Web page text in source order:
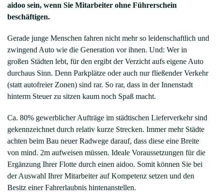
aidoo sein, wenn Sie Mitarbeiter ohne Führerschein
beschäftigen.
Gerade junge Menschen fahren nicht mehr so leidenschaftlich und
zwingend Auto wie die Generation vor ihnen. Und: Wer in
großen Städten lebt, für den ergibt der Verzicht aufs eigene Auto
durchaus Sinn. Denn Parkplätze oder auch nur fließender Verkehr
(statt autofreier Zonen) sind rar. So rar, dass in der Innenstadt
hinterm Steuer zu sitzen kaum noch Spaß macht.
Ca. 80% gewerblicher Aufträge im städtischen Lieferverkehr sind
gekennzeichnet durch relativ kurze Strecken. Immer mehr Städte
achten beim Bau neuer Radwege darauf, dass diese eine Breite
von mind. 2m aufweisen müssen. Ideale Voraussetzungen für die
Ergänzung Ihrer Flotte durch einen aidoo. Somit können Sie bei
der Auswahl Ihrer Mitarbeiter auf Kompetenz setzen und den
Besitz einer Fahrerlaubnis hintenanstellen.